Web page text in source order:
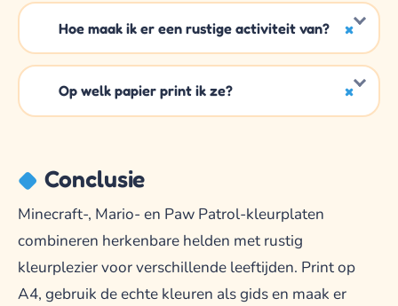
Hoe maak ik er een rustige activiteit van?
Op welk papier print ik ze?
Conclusie
Minecraft-, Mario- en Paw Patrol-kleurplaten
combineren herkenbare helden met rustig
kleurplezier voor verschillende leeftijden. Print op
A4, gebruik de echte kleuren als gids en maak er